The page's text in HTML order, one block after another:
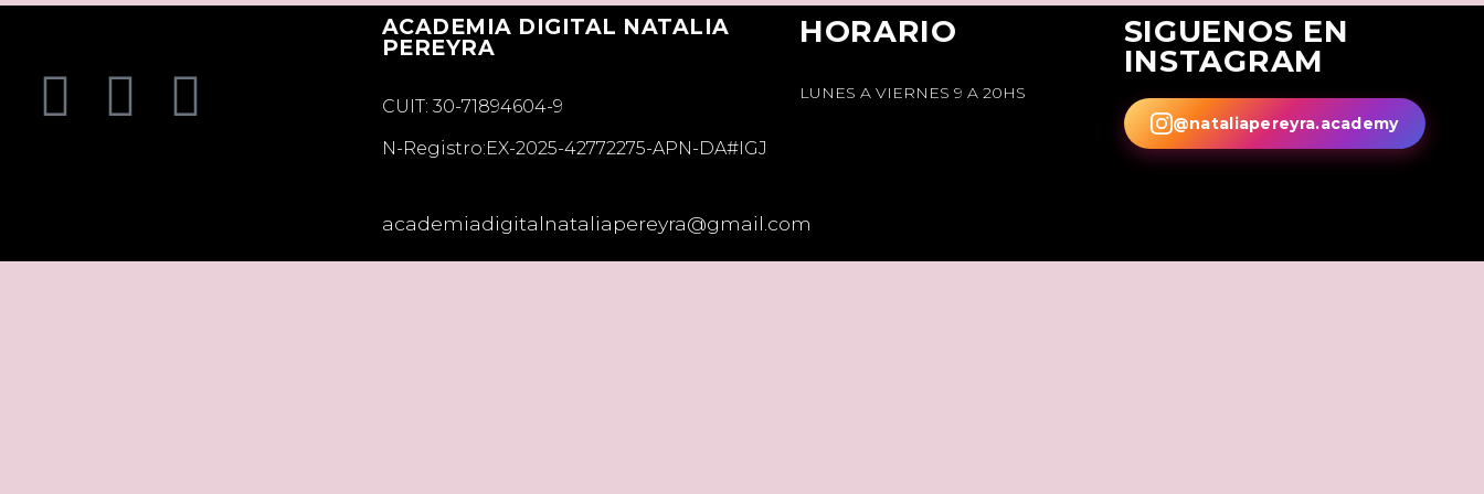
ACADEMIA DIGITAL NATALIA
PEREYRA
CUIT: 30-71894604-9
N-Registro:EX-2025-42772275-APN-DA#IGJ
academiadigitalnataliapereyra@gmail.com
HORARIO
LUNES A VIERNES 9 A 20HS
SIGUENOS EN
INSTAGRAM
@nataliapereyra.academy